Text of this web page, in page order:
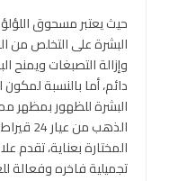
حيث يعتبر مسحوق
البشرة على التخلص من
وإزالة التصبغات
دائم، أما بالنسبة
البشرة للظهور بمظهر
الذهب
تجميلية فاخره وفعالة